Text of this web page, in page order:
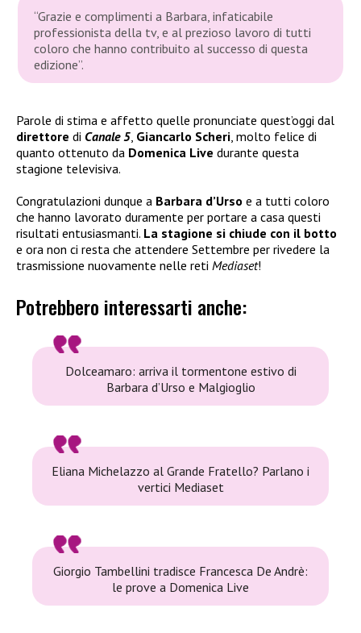
“Grazie e complimenti a Barbara, infaticabile
professionista della tv, e al prezioso lavoro di tutti
coloro che hanno contribuito al successo di questa
edizione”.
Parole di stima e affetto quelle pronunciate quest’oggi dal
direttore di Canale 5, Giancarlo Scheri, molto felice di
quanto ottenuto da Domenica Live durante questa
stagione televisiva.
Congratulazioni dunque a Barbara d’Urso e a tutti coloro
che hanno lavorato duramente per portare a casa questi
risultati entusiasmanti. La stagione si chiude con il botto
e ora non ci resta che attendere Settembre per rivedere la
trasmissione nuovamente nelle reti Mediaset!
Potrebbero interessarti anche:
Dolceamaro: arriva il tormentone estivo di
Barbara d’Urso e Malgioglio
Eliana Michelazzo al Grande Fratello? Parlano i
vertici Mediaset
Giorgio Tambellini tradisce Francesca De Andrè:
le prove a Domenica Live